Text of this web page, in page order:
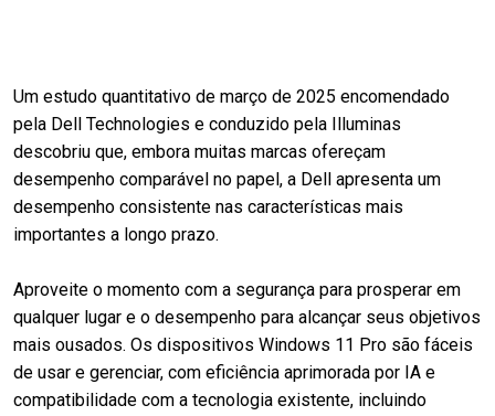
Um estudo quantitativo de março de 2025 encomendado
pela Dell Technologies e conduzido pela Illuminas
descobriu que, embora muitas marcas ofereçam
desempenho comparável no papel, a Dell apresenta um
desempenho consistente nas características mais
importantes a longo prazo.
Aproveite o momento com a segurança para prosperar em
qualquer lugar e o desempenho para alcançar seus objetivos
mais ousados. Os dispositivos Windows 11 Pro são fáceis
de usar e gerenciar, com eficiência aprimorada por IA e
compatibilidade com a tecnologia existente, incluindo